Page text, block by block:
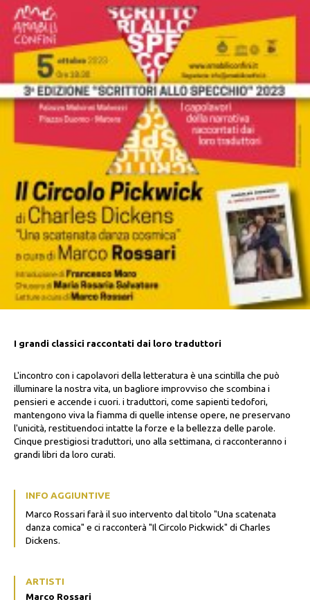
I grandi classici raccontati dai loro traduttori
L'incontro con i capolavori della letteratura è una scintilla che può
illuminare la nostra vita, un bagliore improvviso che scombina i
pensieri e accende i cuori. i traduttori, come sapienti tedofori,
mantengono viva la fiamma di quelle intense opere, ne preservano
l'unicità, restituendoci intatte la forze e la bellezza delle parole.
Cinque prestigiosi traduttori, uno alla settimana, ci racconteranno i
grandi libri da loro curati.
INFO AGGIUNTIVE
Marco Rossari farà il suo intervento dal titolo "Una scatenata
danza comica" e ci racconterà "Il Circolo Pickwick" di Charles
Dickens.
ARTISTI
Marco Rossari